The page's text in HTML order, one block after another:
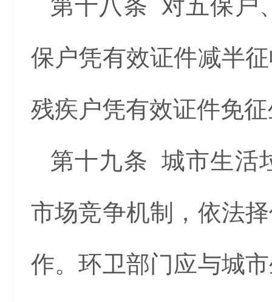
第十八条 对五保户
保户凭有效证件减半
残疾户凭有效证件免
第十九条 城市生活
市场竞争机制，依法
作。环卫部门应与城